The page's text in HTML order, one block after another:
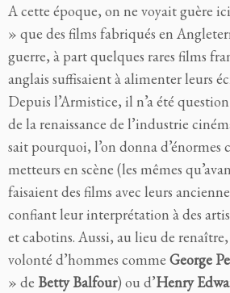
A cette époque, on ne voyait guère
» que des films fabriqués en
guerre, à part quelques rares films
anglais suffisaient à alimenter leurs
Depuis l’Armistice, il n’a été
de la renaissance de l’industrie
sait pourquoi, l’on donna d’énormes
metteurs en scène (les mêmes
faisaient des films avec leurs
confiant leur interprétation à des
et cabotins. Aussi, au lieu de
volonté d’hommes comme George
» de Betty Balfour) ou d’Henry